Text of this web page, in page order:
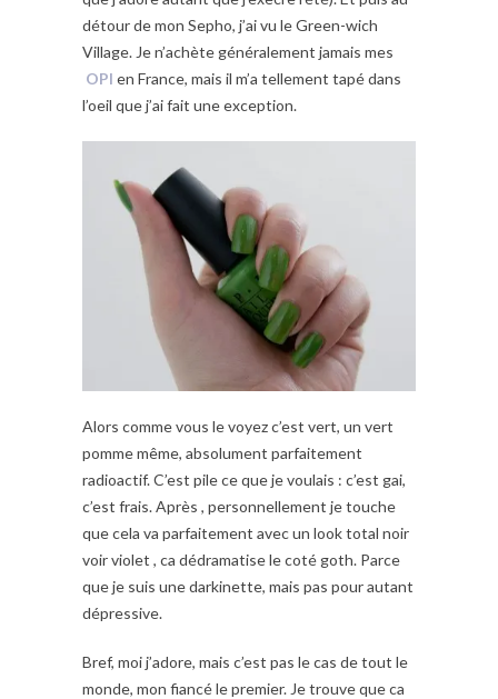
détour de mon Sepho, j’ai vu le Green-wich
Village. Je n’achète généralement jamais mes
OPI en France, mais il m’a tellement tapé dans
l’oeil que j’ai fait une exception.
Alors comme vous le voyez c’est vert, un vert
pomme même, absolument parfaitement
radioactif. C’est pile ce que je voulais : c’est gai,
c’est frais. Après , personnellement je touche
que cela va parfaitement avec un look total noir
voir violet , ca dédramatise le coté goth. Parce
que je suis une darkinette, mais pas pour autant
dépressive.
Bref, moi j’adore, mais c’est pas le cas de tout le
monde, mon fiancé le premier. Je trouve que ca